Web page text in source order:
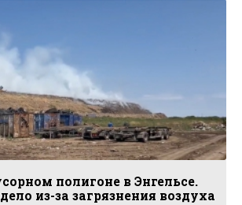
полигоне в Энгельсе.
из-за загрязнения воздуха